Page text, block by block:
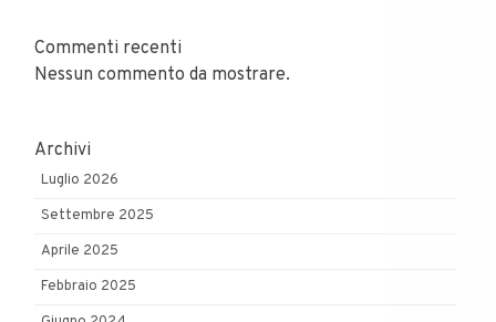
Commenti recenti
Nessun commento da mostrare.
Archivi
Luglio 2026
Settembre 2025
Aprile 2025
Febbraio 2025